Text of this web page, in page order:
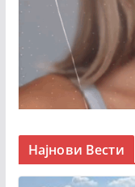
Најнови Вести